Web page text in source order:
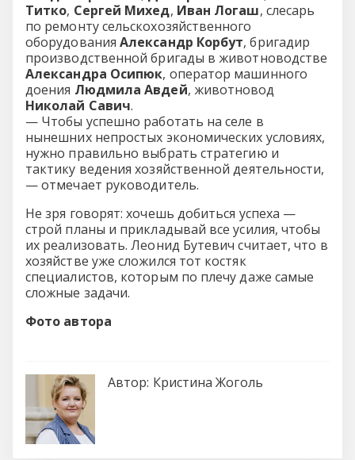
Титко, Сергей Михед, Иван Логаш, слесарь
по ремонту сельскохозяйственного
оборудованияАлександр Корбут, бригадир
производственной бригады в животноводстве
Александра Осипюк, оператор машинного
доения Людмила Авдей, животновод
Николай Савич.
— Чтобы успешно работать на селе в
нынешних непростых экономических условиях,
нужно правильно выбрать стратегию и
тактику ведения хозяйственной деятельности,
— отмечает руководитель.
Не зря говорят: хочешь добиться успеха —
строй планы и прикладывай все усилия, чтобы
их реализовать. Леонид Бутевич считает, что в
хозяйстве уже сложился тот костяк
специалистов, которым по плечу даже самые
сложные задачи.
Фото автора
Автор: Кристина Жоголь